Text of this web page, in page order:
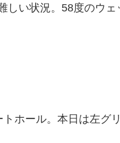
い状況。58度のウェ
ホール。本日は左グ